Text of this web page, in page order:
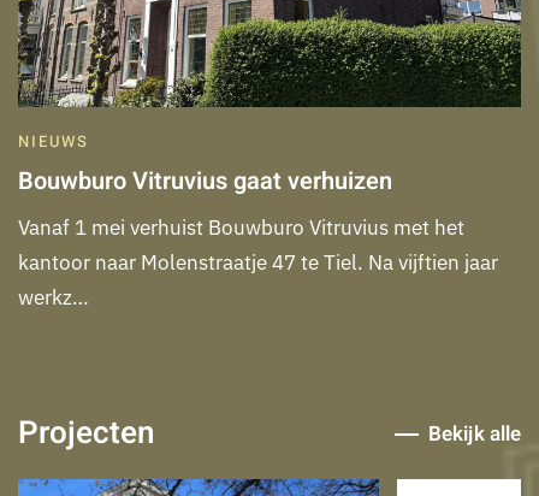
NIEUWS
Bouwburo Vitruvius gaat verhuizen
Vanaf 1 mei verhuist Bouwburo Vitruvius met het
kantoor naar Molenstraatje 47 te Tiel. Na vijftien jaar
werkz…
Projecten Bekijk alle